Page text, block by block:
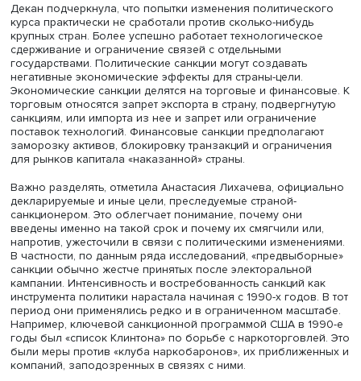
для себя защищенными, как понимает безопасность.
достичь абсолютной безопасности сейчас
последнее время используется много типов
экономических санкций, которые вводятся в
порядке одной страной или группой стран для
политического курса «наказуемого» государства,
политического режима, противодействия военной силе,
решения внутренних проблем инициатора санкций,
обеспечения собственных экономических интересов,
наконец, повышения политической или (и)
конкурентоспособности страны-санкционера.
Декан подчеркнула, что попытки изменения
курса практически не сработали против сколько-нибудь
крупных стран. Более успешно работает
сдерживание и ограничение связей с отдельными
государствами. Политические санкции могут создавать
негативные экономические эффекты для страны-цели.
Экономические санкции делятся на торговые и
торговым относятся запрет экспорта в страну,
санкциям, или импорта из нее и запрет или
поставок технологий. Финансовые санкции
заморозку активов, блокировку транзакций и
для рынков капитала «наказанной» страны.